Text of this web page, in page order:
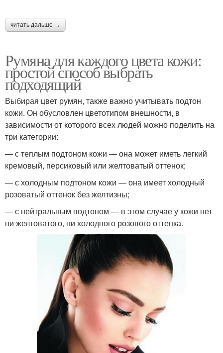
читать дальше →
Румяна для каждого цвета кожи:
простой способ выбрать
подходящий
Выбирая цвет румян, также важно учитывать подтон
кожи. Он обусловлен цветотипом внешности, в
зависимости от которого всех людей можно поделить на
три категории:
— с теплым подтоном кожи — она может иметь легкий
кремовый, персиковый или желтоватый оттенок;
— с холодным подтоном кожи — она имеет холодный
розоватый оттенок без желтизны;
— с нейтральным подтоном — в этом случае у кожи нет
ни желтоватого, ни холодного розового оттенка.